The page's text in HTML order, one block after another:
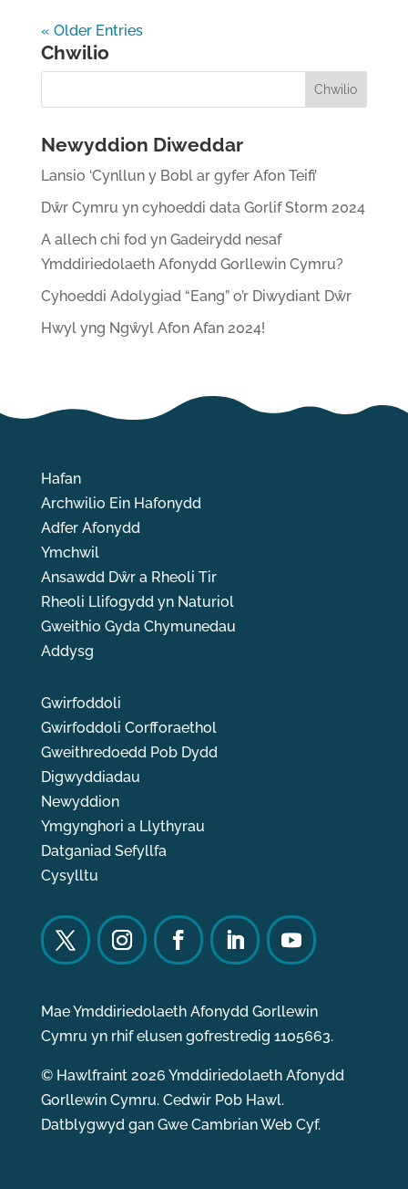
« Older Entries
Chwilio
Newyddion Diweddar
Lansio ‘Cynllun y Bobl ar gyfer Afon Teifi’
Dŵr Cymru yn cyhoeddi data Gorlif Storm 2024
A allech chi fod yn Gadeirydd nesaf
Ymddiriedolaeth Afonydd Gorllewin Cymru?
Cyhoeddi Adolygiad “Eang” o’r Diwydiant Dŵr
Hwyl yng Ngŵyl Afon Afan 2024!
Hafan
Archwilio Ein Hafonydd
Adfer Afonydd
Ymchwil
Ansawdd Dŵr a Rheoli Tir
Rheoli Llifogydd yn Naturiol
Gweithio Gyda Chymunedau
Addysg
Gwirfoddoli
Gwirfoddoli Corfforaethol
Gweithredoedd Pob Dydd
Digwyddiadau
Newyddion
Ymgynghori a Llythyrau
Datganiad Sefyllfa
Cysylltu
Mae Ymddiriedolaeth Afonydd Gorllewin
Cymru yn rhif elusen gofrestredig 1105663.
© Hawlfraint 2026 Ymddiriedolaeth Afonydd
Gorllewin Cymru. Cedwir Pob Hawl.
Datblygwyd gan Gwe Cambrian Web Cyf.